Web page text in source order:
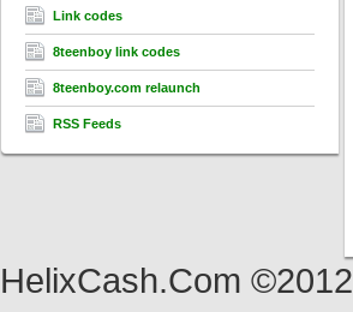
Link codes
8teenboy link codes
8teenboy.com relaunch
RSS Feeds
HelixCash.Com ©2012